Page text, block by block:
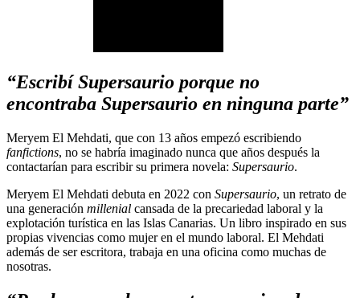
“Escribí Supersaurio porque no
encontraba Supersaurio en ninguna parte”
Meryem El Mehdati, que con 13 años empezó escribiendo
fanfictions, no se habría imaginado nunca que años después la
contactarían para escribir su primera novela: Supersaurio.
Meryem El Mehdati debuta en 2022 con Supersaurio, un retrato de
una generación millenial cansada de la precariedad laboral y la
explotación turística en las Islas Canarias. Un libro inspirado en sus
propias vivencias como mujer en el mundo laboral. El Mehdati
además de ser escritora, trabaja en una oficina como muchas de
nosotras.